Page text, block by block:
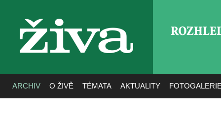
živa
ARCHIV O ŽIVĚ TÉMATA AKTUALITY